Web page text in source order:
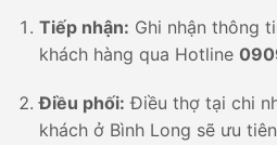
Tiếp nhận: Ghi nhận thông
khách hàng qua Hotline
Điều phối: Điều thợ tại chi
khách ở Bình Long sẽ ưu